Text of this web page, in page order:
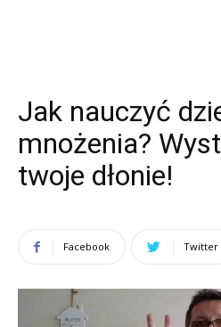
Jak nauczyć
mnożenia?
twoje dłonie!
Facebook Twitter